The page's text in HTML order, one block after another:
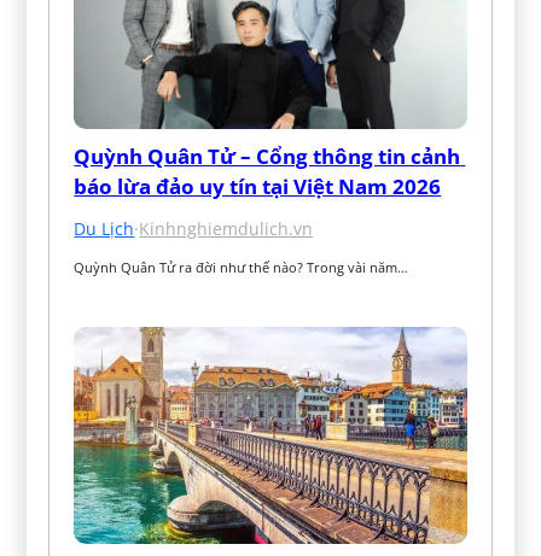
Quỳnh Quân Tử – Cổng thông tin cảnh
báo lừa đảo uy tín tại Việt Nam 2026
Du Lịch·Kinhnghiemdulich.vn
Quỳnh Quân Tử ra đời như thế nào? Trong vài năm…